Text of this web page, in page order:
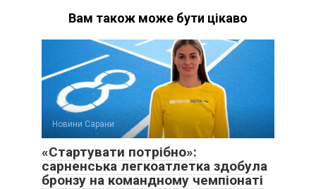
Вам також може бути цікаво
Новини Сарани
«Стартувати потрібно»:
сарненська легкоатлетка здобула
бронзу на командному чемпіонаті